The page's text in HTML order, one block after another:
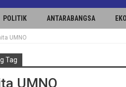
POLITIK ANTARABANGSA
UMNO
Tag
UMNO